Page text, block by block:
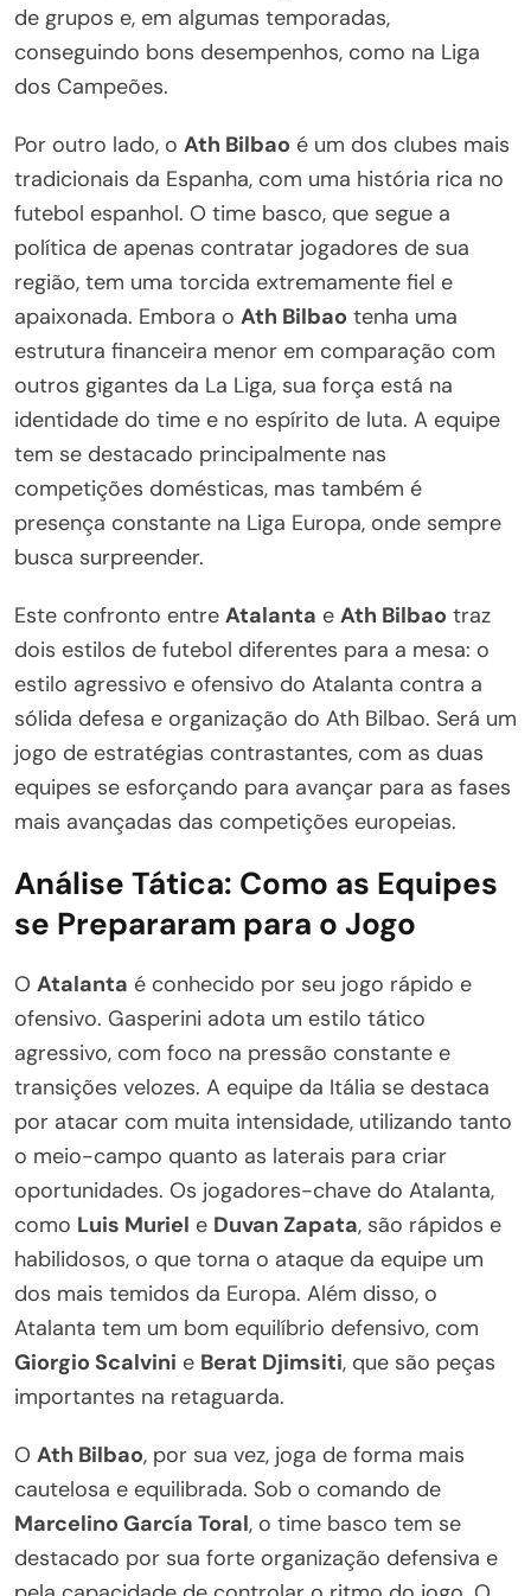
de grupos e, em algumas temporadas,
conseguindo bons desempenhos, como na Liga
dos Campeões.
Por outro lado, o Ath Bilbao é um dos clubes mais
tradicionais da Espanha, com uma história rica no
futebol espanhol. O time basco, que segue a
política de apenas contratar jogadores de sua
região, tem uma torcida extremamente fiel e
apaixonada. Embora o Ath Bilbao tenha uma
estrutura financeira menor em comparação com
outros gigantes da La Liga, sua força está na
identidade do time e no espírito de luta. A equipe
tem se destacado principalmente nas
competições domésticas, mas também é
presença constante na Liga Europa, onde sempre
busca surpreender.
Este confronto entre Atalanta e Ath Bilbao traz
dois estilos de futebol diferentes para a mesa: o
estilo agressivo e ofensivo do Atalanta contra a
sólida defesa e organização do Ath Bilbao. Será um
jogo de estratégias contrastantes, com as duas
equipes se esforçando para avançar para as fases
mais avançadas das competições europeias.
Análise Tática: Como as Equipes
se Prepararam para o Jogo
O Atalanta é conhecido por seu jogo rápido e
ofensivo. Gasperini adota um estilo tático
agressivo, com foco na pressão constante e
transições velozes. A equipe da Itália se destaca
por atacar com muita intensidade, utilizando tanto
o meio-campo quanto as laterais para criar
oportunidades. Os jogadores-chave do Atalanta,
como Luis Muriel e Duvan Zapata, são rápidos e
habilidosos, o que torna o ataque da equipe um
dos mais temidos da Europa. Além disso, o
Atalanta tem um bom equilíbrio defensivo, com
Giorgio Scalvini e Berat Djimsiti, que são peças
importantes na retaguarda.
O Ath Bilbao, por sua vez, joga de forma mais
cautelosa e equilibrada. Sob o comando de
Marcelino García Toral, o time basco tem se
destacado por sua forte organização defensiva e